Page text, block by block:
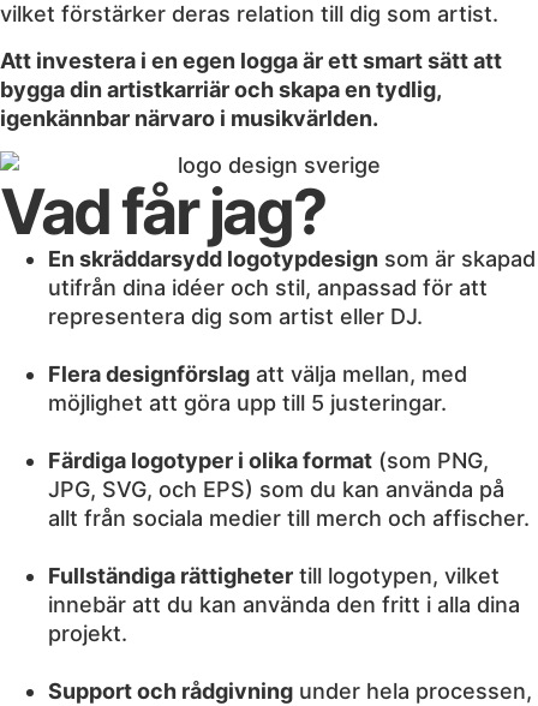
vilket förstärker deras relation till dig som artist.
Att investera i en egen logga är ett smart sätt att
bygga din artistkarriär och skapa en tydlig,
igenkännbar närvaro i musikvärlden.
Vad får jag?
En skräddarsydd logotypdesign som är skapad
utifrån dina idéer och stil, anpassad för att
representera dig som artist eller DJ.
Flera designförslag att välja mellan, med
möjlighet att göra upp till 5 justeringar.
Färdiga logotyper i olika format (som PNG,
JPG, SVG, och EPS) som du kan använda på
allt från sociala medier till merch och affischer.
Fullständiga rättigheter till logotypen, vilket
innebär att du kan använda den fritt i alla dina
projekt.
Support och rådgivning under hela processen,